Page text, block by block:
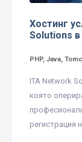
Хостинг
Solutions
PHP, Java,
ITA Network
която
регистрация